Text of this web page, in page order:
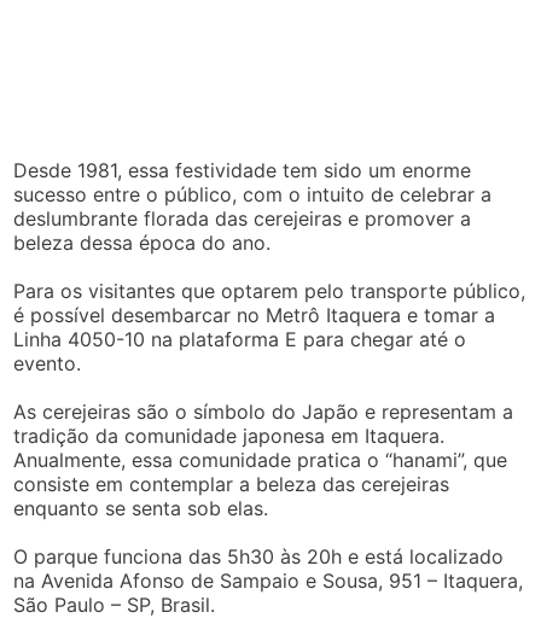
Desde 1981, essa festividade tem sido um enorme
sucesso entre o público, com o intuito de celebrar a
deslumbrante florada das cerejeiras e promover a
beleza dessa época do ano.
Para os visitantes que optarem pelo transporte público,
é possível desembarcar no Metrô Itaquera e tomar a
Linha 4050-10 na plataforma E para chegar até o
evento.
As cerejeiras são o símbolo do Japão e representam a
tradição da comunidade japonesa em Itaquera.
Anualmente, essa comunidade pratica o “hanami”, que
consiste em contemplar a beleza das cerejeiras
enquanto se senta sob elas.
O parque funciona das 5h30 às 20h e está localizado
na Avenida Afonso de Sampaio e Sousa, 951 – Itaquera,
São Paulo – SP, Brasil.